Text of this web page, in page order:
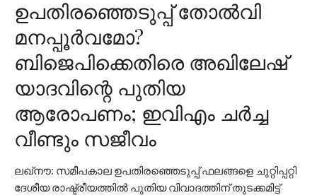
ഉപതിരഞ്ഞെടുപ്പ് തോൽവി
മനപ്പൂർവമോ?
ബിജെപിക്കെതിരെ അഖിലേഷ്
യാദവിന്റെ പുതിയ
ആരോപണം; ഇവിഎം ചർച്ച
വീണ്ടും സജീവം
ലഖ്നൗ: സമീപകാല ഉപതിരഞ്ഞെടുപ്പ് ഫലങ്ങളെ ചുറ്റിപ്പറ്റി
ദേശീയ രാഷ്ട്രീയത്തിൽ പുതിയ വിവാദത്തിന് തുടക്കമിട്ട്